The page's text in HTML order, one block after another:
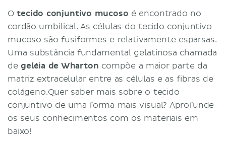
Otecido conjuntivo mucoso é encontrado no
cordão umbilical. As células do tecido conjuntivo
mucoso são fusiformes e relativamente esparsas.
Uma substância fundamental gelatinosa chamada
degeléia de Wharton compõe a maior parte da
matriz extracelular entre as células e as fibras de
colágeno.Quer saber mais sobre o tecido
conjuntivo de uma forma mais visual? Aprofunde
os seus conhecimentos com os materiais em
baixo!